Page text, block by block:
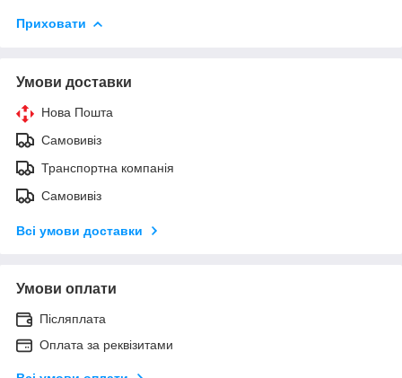
Приховати
Умови доставки
Нова Пошта
Самовивіз
Транспортна компанія
Самовивіз
Всі умови доставки
Умови оплати
Післяплата
Оплата за реквізитами